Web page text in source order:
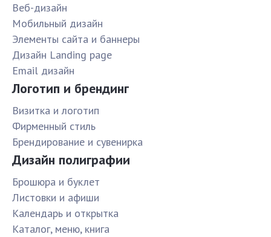
Веб-дизайн
Мобильный дизайн
Элементы сайта и баннеры
Дизайн Landing page
Email дизайн
Логотип и брендинг
Визитка и логотип
Фирменный стиль
Брендирование и сувенирка
Дизайн полиграфии
Брошюра и буклет
Листовки и афиши
Календарь и открытка
Каталог, меню, книга